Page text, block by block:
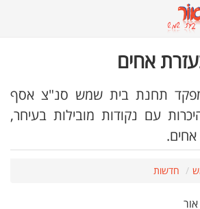
אחים
תחנת בית שמש סנ"צ אסף
עם נקודות מובילות בעיחר,
חדשות